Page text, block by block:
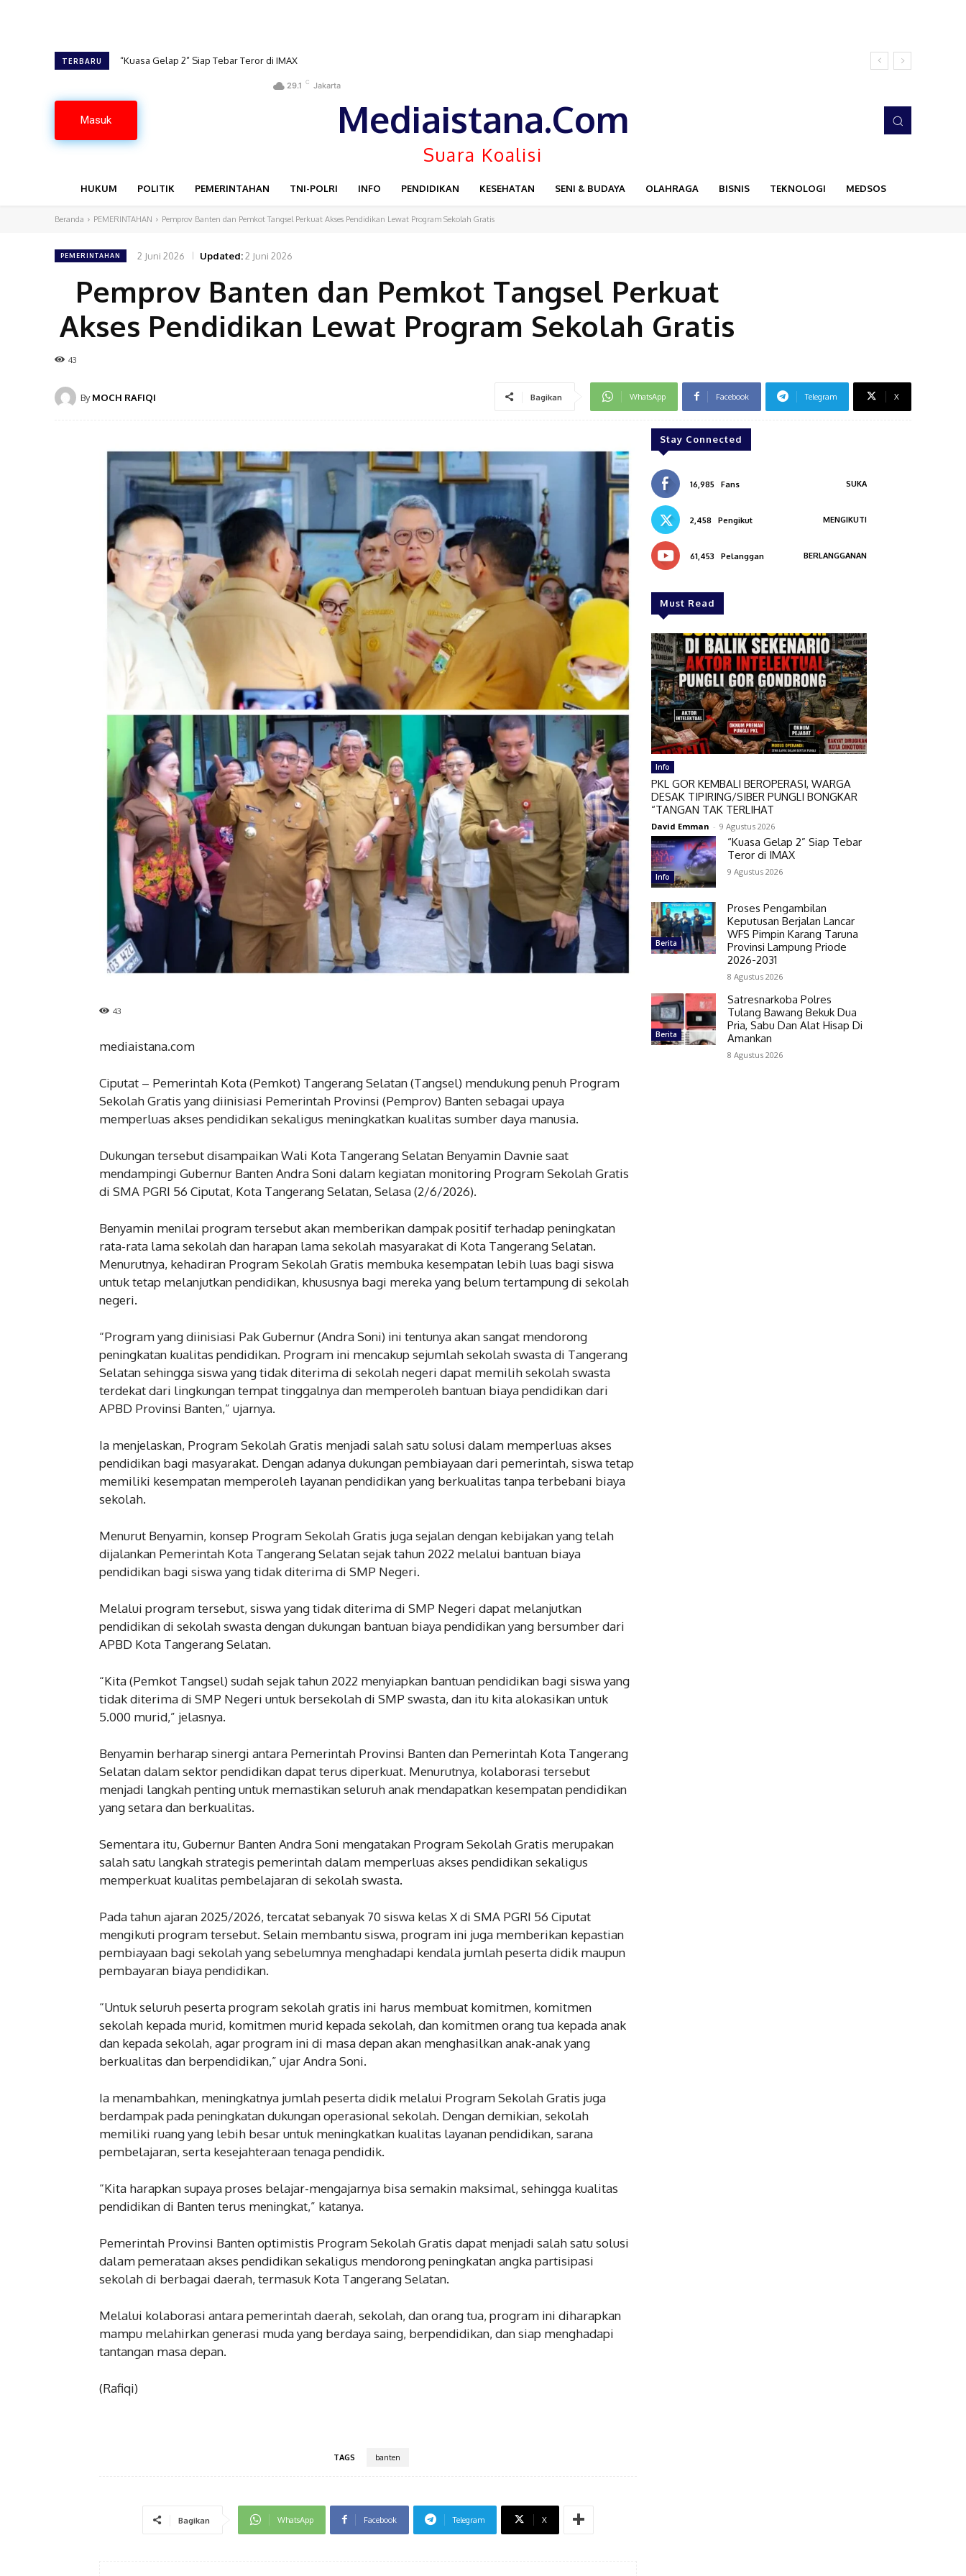
TERBARU “Kuasa Gelap 2” Siap Tebar Teror di IMAX
Proses Pengambilan Keputusan Berjalan Lancar WFS Pimpin Karang Taruna Provinsi Lampung Priode 2026-2031
Masuk
29.1 C Jakarta
Mediaistana.Com
Suara Koalisi
HUKUM POLITIK PEMERINTAHAN TNI-POLRI INFO PENDIDIKAN KESEHATAN SENI & BUDAYA OLAHRAGA BISNIS TEKNOLOGI MEDSOS
Beranda PEMERINTAHAN Pemprov Banten dan Pemkot Tangsel Perkuat Akses Pendidikan Lewat Program Sekolah Gratis
PEMERINTAHAN 2 Juni 2026 Updated:2 Juni 2026
Pemprov Banten dan Pemkot Tangsel Perkuat
Akses Pendidikan Lewat Program Sekolah Gratis
43
By MOCH RAFIQI Bagikan WhatsApp Facebook Telegram X
43
mediaistana.com
Ciputat – Pemerintah Kota (Pemkot) Tangerang Selatan (Tangsel) mendukung penuh Program
Sekolah Gratis yang diinisiasi Pemerintah Provinsi (Pemprov) Banten sebagai upaya
memperluas akses pendidikan sekaligus meningkatkan kualitas sumber daya manusia.
Dukungan tersebut disampaikan Wali Kota Tangerang Selatan Benyamin Davnie saat
mendampingi Gubernur Banten Andra Soni dalam kegiatan monitoring Program Sekolah Gratis
di SMA PGRI 56 Ciputat, Kota Tangerang Selatan, Selasa (2/6/2026).
Benyamin menilai program tersebut akan memberikan dampak positif terhadap peningkatan
rata-rata lama sekolah dan harapan lama sekolah masyarakat di Kota Tangerang Selatan.
Menurutnya, kehadiran Program Sekolah Gratis membuka kesempatan lebih luas bagi siswa
untuk tetap melanjutkan pendidikan, khususnya bagi mereka yang belum tertampung di sekolah
negeri.
“Program yang diinisiasi Pak Gubernur (Andra Soni) ini tentunya akan sangat mendorong
peningkatan kualitas pendidikan. Program ini mencakup sejumlah sekolah swasta di Tangerang
Selatan sehingga siswa yang tidak diterima di sekolah negeri dapat memilih sekolah swasta
terdekat dari lingkungan tempat tinggalnya dan memperoleh bantuan biaya pendidikan dari
APBD Provinsi Banten,” ujarnya.
Ia menjelaskan, Program Sekolah Gratis menjadi salah satu solusi dalam memperluas akses
pendidikan bagi masyarakat. Dengan adanya dukungan pembiayaan dari pemerintah, siswa tetap
memiliki kesempatan memperoleh layanan pendidikan yang berkualitas tanpa terbebani biaya
sekolah.
Menurut Benyamin, konsep Program Sekolah Gratis juga sejalan dengan kebijakan yang telah
dijalankan Pemerintah Kota Tangerang Selatan sejak tahun 2022 melalui bantuan biaya
pendidikan bagi siswa yang tidak diterima di SMP Negeri.
Melalui program tersebut, siswa yang tidak diterima di SMP Negeri dapat melanjutkan
pendidikan di sekolah swasta dengan dukungan bantuan biaya pendidikan yang bersumber dari
APBD Kota Tangerang Selatan.
“Kita (Pemkot Tangsel) sudah sejak tahun 2022 menyiapkan bantuan pendidikan bagi siswa yang
tidak diterima di SMP Negeri untuk bersekolah di SMP swasta, dan itu kita alokasikan untuk
5.000 murid,” jelasnya.
Benyamin berharap sinergi antara Pemerintah Provinsi Banten dan Pemerintah Kota Tangerang
Selatan dalam sektor pendidikan dapat terus diperkuat. Menurutnya, kolaborasi tersebut
menjadi langkah penting untuk memastikan seluruh anak mendapatkan kesempatan pendidikan
yang setara dan berkualitas.
Sementara itu, Gubernur Banten Andra Soni mengatakan Program Sekolah Gratis merupakan
salah satu langkah strategis pemerintah dalam memperluas akses pendidikan sekaligus
memperkuat kualitas pembelajaran di sekolah swasta.
Pada tahun ajaran 2025/2026, tercatat sebanyak 70 siswa kelas X di SMA PGRI 56 Ciputat
mengikuti program tersebut. Selain membantu siswa, program ini juga memberikan kepastian
pembiayaan bagi sekolah yang sebelumnya menghadapi kendala jumlah peserta didik maupun
pembayaran biaya pendidikan.
“Untuk seluruh peserta program sekolah gratis ini harus membuat komitmen, komitmen
sekolah kepada murid, komitmen murid kepada sekolah, dan komitmen orang tua kepada anak
dan kepada sekolah, agar program ini di masa depan akan menghasilkan anak-anak yang
berkualitas dan berpendidikan,” ujar Andra Soni.
Ia menambahkan, meningkatnya jumlah peserta didik melalui Program Sekolah Gratis juga
berdampak pada peningkatan dukungan operasional sekolah. Dengan demikian, sekolah
memiliki ruang yang lebih besar untuk meningkatkan kualitas layanan pendidikan, sarana
pembelajaran, serta kesejahteraan tenaga pendidik.
“Kita harapkan supaya proses belajar-mengajarnya bisa semakin maksimal, sehingga kualitas
pendidikan di Banten terus meningkat,” katanya.
Pemerintah Provinsi Banten optimistis Program Sekolah Gratis dapat menjadi salah satu solusi
dalam pemerataan akses pendidikan sekaligus mendorong peningkatan angka partisipasi
sekolah di berbagai daerah, termasuk Kota Tangerang Selatan.
Melalui kolaborasi antara pemerintah daerah, sekolah, dan orang tua, program ini diharapkan
mampu melahirkan generasi muda yang berdaya saing, berpendidikan, dan siap menghadapi
tantangan masa depan.
(Rafiqi)
TAGS banten
Bagikan WhatsApp Facebook Telegram X
Stay Connected
16,985 Fans SUKA
2,458 Pengikut MENGIKUTI
61,453 Pelanggan BERLANGGANAN
Must Read
Info
PKL GOR KEMBALI BEROPERASI, WARGA
DESAK TIPIRING/SIBER PUNGLI BONGKAR
“TANGAN TAK TERLIHAT
David Emman - 9 Agustus 2026
Info
“Kuasa Gelap 2” Siap Tebar
Teror di IMAX
9 Agustus 2026
Berita
Proses Pengambilan
Keputusan Berjalan Lancar
WFS Pimpin Karang Taruna
Provinsi Lampung Priode
2026-2031
8 Agustus 2026
Berita
Satresnarkoba Polres
Tulang Bawang Bekuk Dua
Pria, Sabu Dan Alat Hisap Di
Amankan
8 Agustus 2026